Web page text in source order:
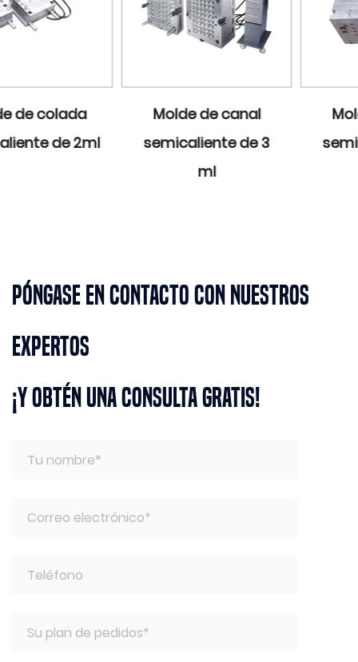
Molde de canal
semicaliente de 3
Molde de canal
semicaliente de 5
Póngase en contacto con nuestros
expertos
¡Y obtén una consulta gratis!